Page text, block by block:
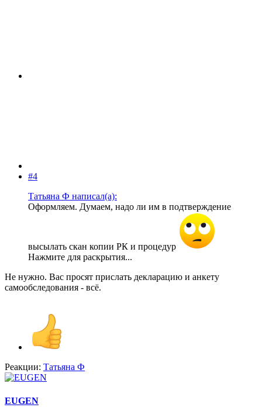
#4
Татьяна Ф написал(а):
Оформляем. Думаем, надо ли им в подтверждение
высылать скан копии РК и процедур
Нажмите для раскрытия...
Не нужно. Вас просят прислать декларацию и анкету
самообследования - всё.
Реакции: Татьяна Ф
EUGEN